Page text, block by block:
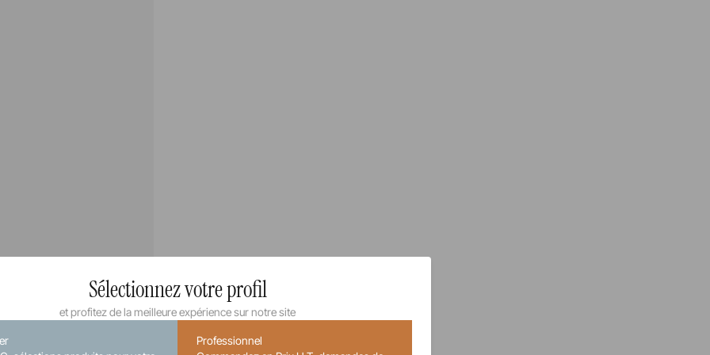
Sélectionnez votre profil
et profitez de la meilleure expérience sur notre site
Professionnel